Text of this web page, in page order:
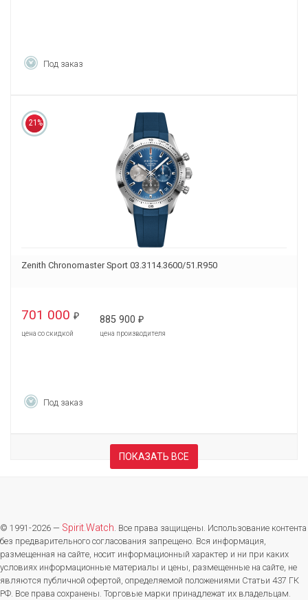
Под заказ
21%
Zenith Chronomaster Sport 03.3114.3600/51.R950
701 000 ₽
цена со скидкой
885 900 ₽
цена производителя
Под заказ
ПОКАЗАТЬ ВСЕ
© 1991-2026 — Spirit.Watch. Все права защищены. Использование контента
без предварительного согласования запрещено. Вся информация,
размещенная на сайте, носит информационный характер и ни при каких
условиях информационные материалы и цены, размещенные на сайте, не
являются публичной офертой, определяемой положениями Статьи 437 ГК
РФ. Все права сохранены. Торговые марки принадлежат их владельцам.